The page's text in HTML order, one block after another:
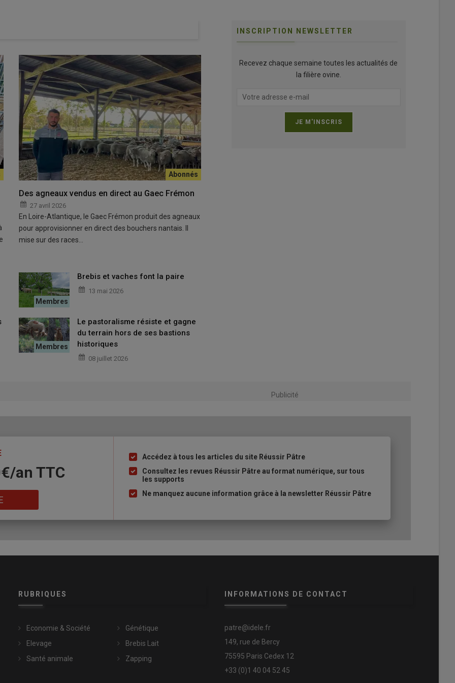
libre-échange qui supprimera les droits de douane sur 25 000
a finalement été trouvéentre l’Union européenne
de libre-échange
. S’il devrait permettre à l’UE
laitiersvers l’Australie, il prévoit aussi d’augmenter les
deviande ovine
été «
, avec un tiers du contingent disponible à
Iraty et le Brocciu.
aux syndicats
viande ovine actuelle de l’UE. Ce nouvel accord intervient
3 500 tonnes de viande ovine
ovineà droits nuls cédées à la
les syndicats agricoles et Interbev.
Des agneaux vendus en direct au Gaec Frémon
27 avril 2026
En Loire-Atlantique, le Gaec Frémon produit des agneaux
pour approvisionner en direct des bouchers nantais. Il
mise sur des races…
Brebis et vaches font la paire
13 mai 2026
Le pastoralisme résiste et gagne
du terrain hors de ses bastions
historiques
08 juillet 2026
INSCRIPTION NEWSLETTER
Recevez chaque semaine toutes les actualités de
la filière ovine.
Publicité
an​ TTC
Liste
à
puce
Accédez à tous les articles du site Réussir Pâtre
Consultez les revues Réussir Pâtre au format numérique, sur tous
les supports
Ne manquez aucune information grâce à la newsletter Réussir Pâtre
RUBRIQUES
Economie & Société
Elevage
Santé animale
Génétique
Brebis Lait
Zapping
INFORMATIONS DE CONTACT
patre@idele.fr
149, rue de Bercy
75595 Paris Cedex 12
+33 (0)1 40 04 52 45